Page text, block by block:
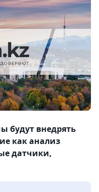
будут внедрять
как анализ
датчики,